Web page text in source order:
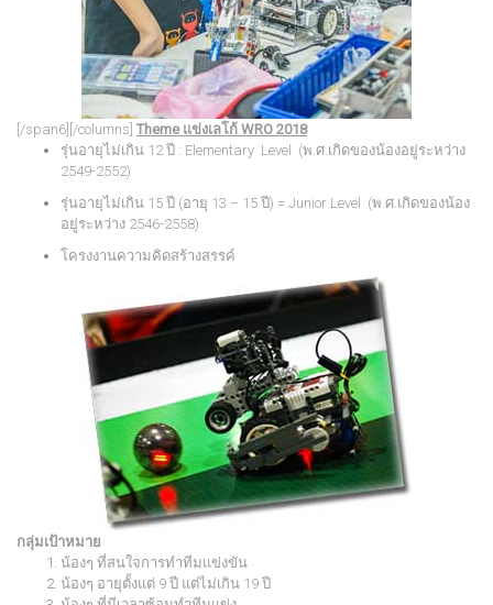
[/span6][/columns] Theme แข่งเลโก้ WRO 2018
รุ่นอายุไม่เกิน 12 ปี : Elementary Level (พ.ศ.เกิดของน้องอยู่ระหว่าง
2549-2552)
รุ่นอายุไม่เกิน 15 ปี (อายุ 13 – 15 ปี) = Junior Level (พ.ศ.เกิดของน้อง
อยู่ระหว่าง 2546-2558)
โครงงานความคิดสร้างสรรค์
กลุ่มเป้าหมาย
น้องๆ ที่สนใจการทำทีมแข่งขัน
น้องๆ อายุตั้งแต่ 9 ปี แต่ไม่เกิน 19 ปี